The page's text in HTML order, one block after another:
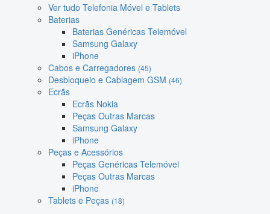
Ver tudo Telefonia Móvel e Tablets
Baterias
Baterias Genéricas Telemóvel
Samsung Galaxy
iPhone
Cabos e Carregadores (45)
Desbloqueio e Cablagem GSM (46)
Ecrãs
Ecrãs Nokia
Peças Outras Marcas
Samsung Galaxy
iPhone
Peças e Acessórios
Peças Genéricas Telemóvel
Peças Outras Marcas
iPhone
Tablets e Peças (18)